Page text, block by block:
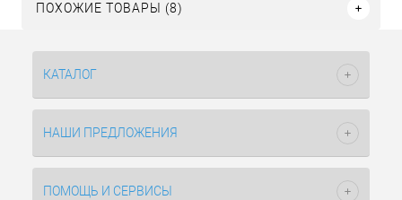
ПОХОЖИЕ ТОВАРЫ (8)
КАТАЛОГ
НАШИ ПРЕДЛОЖЕНИЯ
ПОМОЩЬ И СЕРВИСЫ